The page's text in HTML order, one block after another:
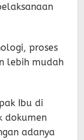
proses
lebih mudah
Ibu di
dokumen
adanya